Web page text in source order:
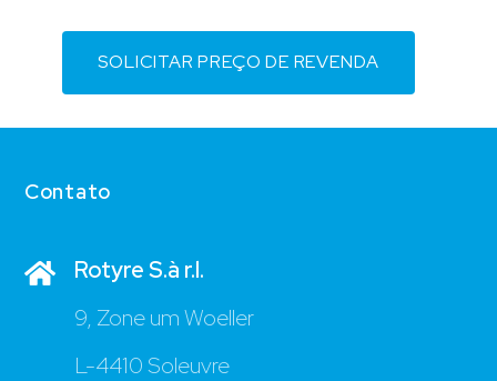
SOLICITAR PREÇO DE REVENDA
Contato
Rotyre S.à r.l.
9, Zone um Woeller
L-4410 Soleuvre